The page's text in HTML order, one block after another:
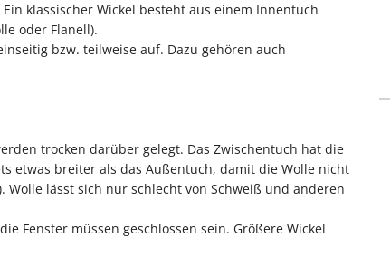
klas­si­scher Wickel besteht aus einem Innentuch
oder Flanell).
bzw. teilweise auf. Dazu gehören auch
trocken darüber gelegt. Das Zwischentuch hat die
etwas breiter als das Außentuch, damit die Wolle nicht
lässt sich nur schlecht von Schweiß und anderen
Fenster müssen geschlossen sein. Größere Wickel